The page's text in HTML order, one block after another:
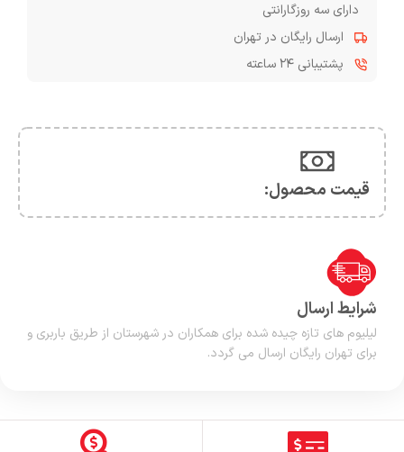
دارای سه روزگارانتی
ارسال رایگان در تهران
پشتیبانی ۲۴ ساعته
قیمت محصول:​
شرایط ارسال
لیلیوم های تازه چیده شده برای همکاران در شهرستان از طریق باربری و
برای تهران رایگان ارسال می گردد.